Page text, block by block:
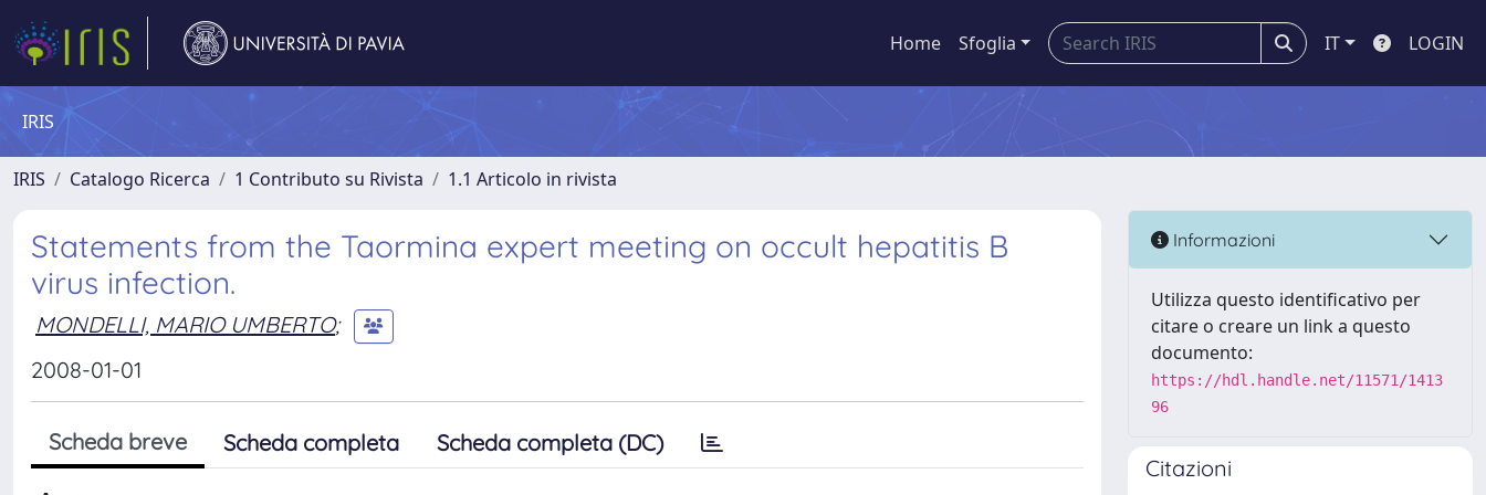
Home Sfoglia IT LOGIN
IRIS
IRIS Catalogo Ricerca 1 Contributo su Rivista 1.1 Articolo in rivista
Statements from the Taormina expert meeting on occult hepatitis B
virus infection.
MONDELLI, MARIO UMBERTO;
2008-01-01
Scheda breve Scheda completa Scheda completa (DC)
Informazioni
Utilizza questo identificativo per
citare o creare un link a questo
documento:
https://hdl.handle.net/11571/1413
96
Citazioni